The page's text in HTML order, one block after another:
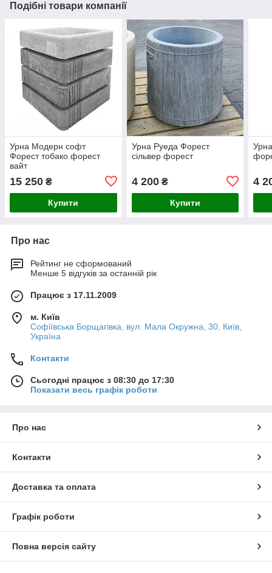
Подібні товари компанії
Урна Модерн софт
Форест тобако форест
вайт
15 250 ₴
Купити
Урна Руеда Форест
сільвер форест
4 200₴
Купити
4
Про нас
Рейтинг не сформований
Менше 5 відгуків за останній рік
Працює з 17.11.2009
м. Київ
Софіївська Борщагівка, вул. Мала Окружна, 30, Київ,
Україна
Контакти
Сьогодні працює з 08:30 до 17:30
Показати весь графік роботи
Про нас
Контакти
Доставка та оплата
Графік роботи
Повна версія сайту